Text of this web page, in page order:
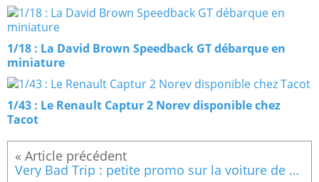
1/18 : La David Brown Speedback GT débarque en
miniature
1/43 : Le Renault Captur 2 Norev disponible chez
Tacot
Very Bad Trip : petite promo sur la voiture de police + les personnages au 1/18